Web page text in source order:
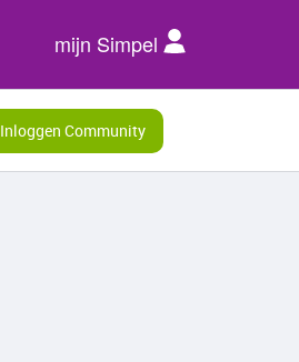
mijn Simpel
Inloggen Community